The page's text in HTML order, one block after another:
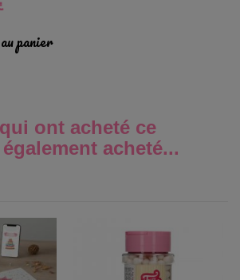
panier
ont acheté ce
acheté...